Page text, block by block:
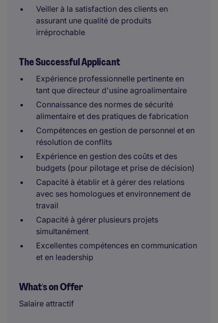
Veiller à la satisfaction des clients en
assurant une qualité de produits
irréprochable
The Successful Applicant
Expérience professionnelle pertinente en
tant que directeur d'usine agroalimentaire
Connaissance des normes de sécurité
alimentaire et des pratiques de fabrication
Compétences en gestion de personnel et en
résolution de conflits
Expérience en gestion des coûts et des
budgets (pour pilotage et prise de décision)
Capacité à établir et à gérer des relations
avec ses homologues et environnement de
travail
Capacité à gérer plusieurs projets
simultanément
Excellentes compétences en communication
et en leadership
What's on Offer
Salaire attractif